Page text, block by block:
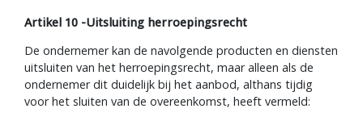
Artikel 10 -Uitsluiting herroepingsrecht
De ondernemer kan de navolgende producten en diensten
uitsluiten van het herroepingsrecht, maar alleen als de
ondernemer dit duidelijk bij het aanbod, althans tijdig
voor het sluiten van de overeenkomst, heeft vermeld: